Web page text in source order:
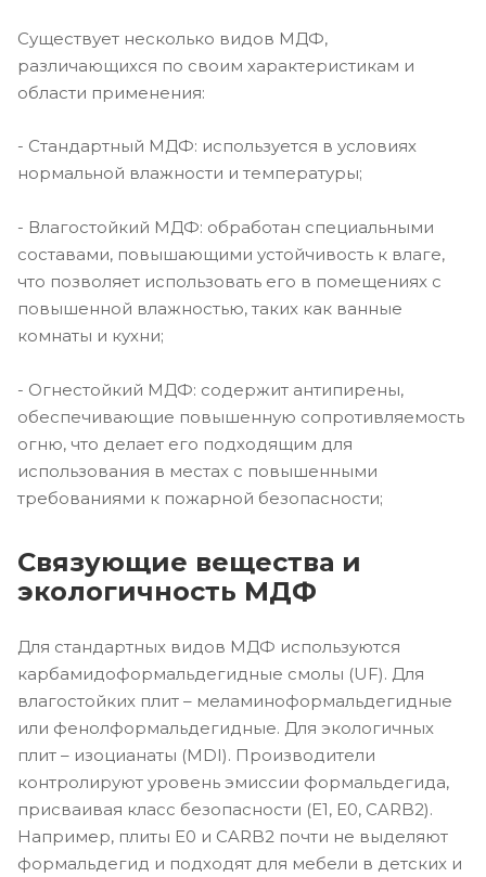
Существует несколько видов МДФ,
различающихся по своим характеристикам и
области применения:
- Стандартный МДФ: используется в условиях
нормальной влажности и температуры;
- Влагостойкий МДФ: обработан специальными
составами, повышающими устойчивость к влаге,
что позволяет использовать его в помещениях с
повышенной влажностью, таких как ванные
комнаты и кухни;
- Огнестойкий МДФ: содержит антипирены,
обеспечивающие повышенную сопротивляемость
огню, что делает его подходящим для
использования в местах с повышенными
требованиями к пожарной безопасности;
Связующие вещества и
экологичность МДФ
Для стандартных видов МДФ используются
карбамидоформальдегидные смолы (UF). Для
влагостойких плит – меламиноформальдегидные
или фенолформальдегидные. Для экологичных
плит – изоцианаты (MDI). Производители
контролируют уровень эмиссии формальдегида,
присваивая класс безопасности (E1, E0, CARB2).
Например, плиты E0 и CARB2 почти не выделяют
формальдегид и подходят для мебели в детских и